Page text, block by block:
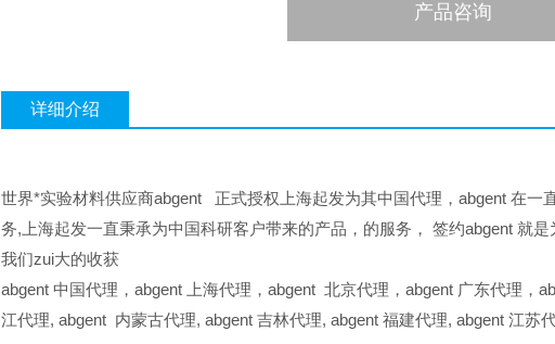
产品咨询
详细介绍
世界*实验材料供应商abgent 正式授权上海起发为其中国代理，abgent 在一
务,上海起发一直秉承为中国科研客户带来的产品，的服务，
签约abgent 就
我们zui大的收获
abgent 中国代理，abgent 上海代理，abgent 北京代理，abgent 广东代理，
江代理, abgent 内蒙古代理, abgent 吉林代理, abgent 福建代理, abgent 江苏